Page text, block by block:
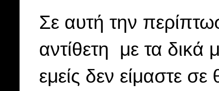
Σε αυτή την
αντίθετη με τα
εμείς δεν είμαστε